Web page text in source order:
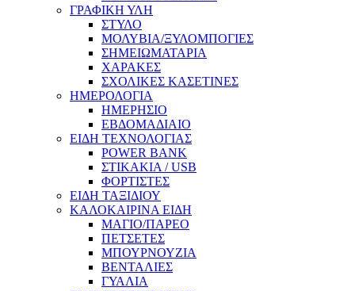
ΓΡΑΦΙΚΗ ΥΛΗ
ΣΤΥΛΟ
ΜΟΛΥΒΙΑ/ΞΥΛΟΜΠΟΓΙΕΣ
ΣΗΜΕΙΩΜΑΤΑΡΙΑ
ΧΑΡΑΚΕΣ
ΣΧΟΛΙΚΕΣ ΚΑΣΕΤΙΝΕΣ
ΗΜΕΡΟΛΟΓΙΑ
ΗΜΕΡΗΣΙΟ
ΕΒΔΟΜΑΔΙΑΙΟ
ΕΙΔΗ ΤΕΧΝΟΛΟΓΙΑΣ
POWER BANK
ΣΤΙΚΑΚΙΑ / USB
ΦΟΡΤΙΣΤΕΣ
ΕΙΔΗ ΤΑΞΙΔΙΟΥ
ΚΑΛΟΚΑΙΡΙΝΑ ΕΙΔΗ
ΜΑΓΙΟ/ΠΑΡΕΟ
ΠΕΤΣΕΤΕΣ
ΜΠΟΥΡΝΟΥΖΙΑ
ΒΕΝΤΑΛΙΕΣ
ΓΥΑΛΙΑ